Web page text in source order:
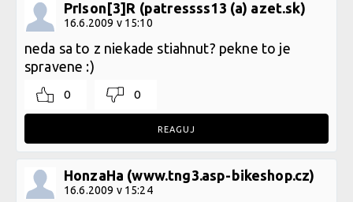
PrIson[3]R (patressss13 (a) azet.sk)
16.6.2009 v 15:10
neda sa to z niekade stiahnut? pekne to je
spravene :)
0 0
REAGUJ
HonzaHa (www.tng3.asp-bikeshop.cz)
16.6.2009 v 15:24